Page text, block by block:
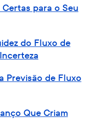
para o Seu
do Fluxo de
Previsão de Fluxo
Que Criam